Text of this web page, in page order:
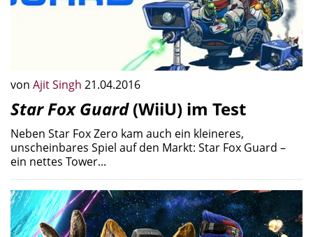
von Ajit Singh 21.04.2016
Star Fox Guard(WiiU) im Test
Neben Star Fox Zero kam auch ein kleineres,
unscheinbares Spiel auf den Markt: Star Fox Guard –
ein nettes Tower...